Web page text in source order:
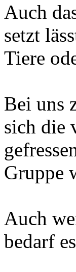
Auch
setzt
Tiere
Bei uns
sich die
Gruppe
Auch
bedarf